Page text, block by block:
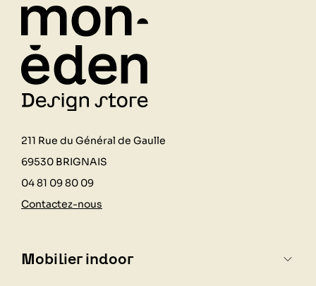
211 Rue du Général de Gaulle
69530 BRIGNAIS
04 81 09 80 09
Contactez-nous
Mobilier indoor